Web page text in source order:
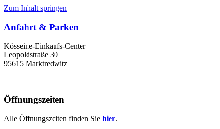
Zum Inhalt springen
Anfahrt & Parken
Kösseine-Einkaufs-Center
Leopoldstraße 30
95615 Marktredwitz
Öffnungszeiten
Alle Öffnungszeiten finden Sie hier.